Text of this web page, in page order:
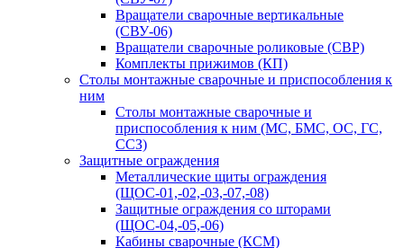
Вращатели сварочные вертикальные
(СВУ-06)
Вращатели сварочные роликовые (СВР)
Комплекты прижимов (КП)
Столы монтажные сварочные и приспособления к
ним
Столы монтажные сварочные и
приспособления к ним (МС, БМС, ОС, ГС,
ССЗ)
Защитные ограждения
Металлические щиты ограждения
(ЩОС-01,-02,-03,-07,-08)
Защитные ограждения со шторами
(ЩОС-04,-05,-06)
Кабины сварочные (КСМ)